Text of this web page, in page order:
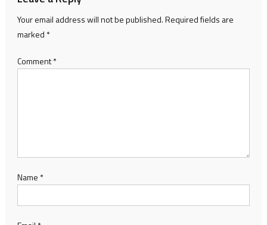
Your email address will not be published.Required fields are
marked *
Comment*
Name *